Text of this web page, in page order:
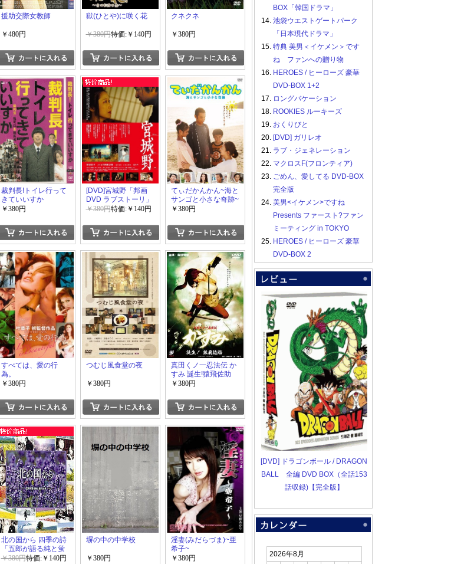
援助交際女教師
￥480円
獄(ひとや)に咲く花
￥380円特価:￥140円
クネクネ
￥380円
裁判長!トイレ行って
きていいすか
￥380円
[DVD]宮城野「邦画
DVD ラブストーリ」
￥380円特価:￥140円
てぃだかんかん~海と
サンゴと小さな奇跡~
￥380円
すべては、愛の行
為。
￥380円
つむじ風食堂の夜
￥380円
真田くノ一忍法伝 か
すみ 誕生!猿飛佐助
￥380円
北の国から 四季の詩
「五郎が語る純と蛍
の20年間」
￥380円特価:￥140円
塀の中の中学校
￥380円
淫妻(みだらづま)~亜
希子~
￥380円
BOX「韓国ドラマ」
14. 池袋ウエストゲートパーク
「日本現代ドラマ」
15. 特典 美男＜イケメン＞です
ね ファンへの贈り物
16. HEROES / ヒーローズ 豪華
DVD-BOX 1+2
17. ロングバケーション
18. ROOKIES ルーキーズ
19. おくりびと
20. [DVD] ガリレオ
21. ラブ・ジェネレーション
22. マクロスF(フロンティア)
23. ごめん、愛してる DVD-BOX
完全版
24. 美男<イケメン>ですね
Presents ファースト?ファン
ミーティング in TOKYO
25. HEROES / ヒーローズ 豪華
DVD-BOX 2
[DVD] ドラゴンボール / DRAGON
BALL 全編 DVD BOX（全話153
話収録)【完全版】
2026年8月